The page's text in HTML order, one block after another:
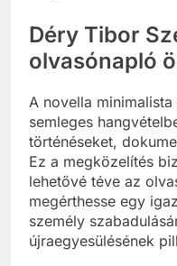
Déry Tibor
olvasónapló
A novella
semleges
történéseket,
Ez a megközelítés
lehetővé téve az
megérthesse egy
személy
újraegyesülésének